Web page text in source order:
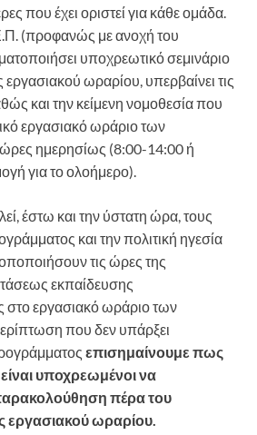
που έχει οριστεί για κάθε ομάδα.
(προφανώς με ανοχή του
υποχρεωτικό σεμινάριο
εργασιακού ωραρίου, υπερβαίνει τις
και την κείμενη νομοθεσία που
εργασιακό ωράριο των
ώρες ημερησίως (8:00-14:00 ή
για το ολοήμερο).
έστω και την ύστατη ώρα, τους
και την πολιτική ηγεσία
τις ώρες της
εκπαίδευσης
στο εργασιακό ωράριο των
που δεν υπάρξει
επισημαίνουμε πως
υποχρεωμένοι να
πέρα του
εργασιακού ωραρίου.